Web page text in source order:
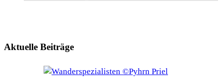
Aktuelle Beiträge